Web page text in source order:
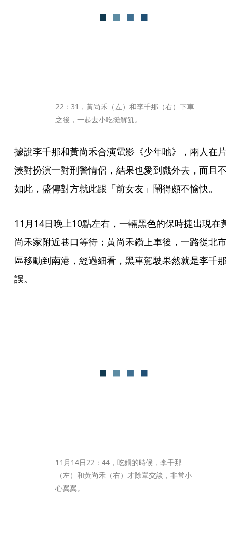
22：31，黃尚禾（左）和李千那（右）下車
之後，一起去小吃攤解飢。
據說李千那和黃尚禾合演電影《少年吔》，兩人在片
湊對扮演一對刑警情侶，結果也愛到戲外去，而且不
如此，盛傳對方就此跟「前女友」鬧得頗不愉快。
11月14日晚上10點左右，一輛黑色的保時捷出現在黃
尚禾家附近巷口等待；黃尚禾鑽上車後，一路從北市
區移動到南港，經過細看，黑車駕駛果然就是李千那
誤。
11月14日22：44，吃麵的時候，李千那
（左）和黃尚禾（右）才除罩交談，非常小
心翼翼。